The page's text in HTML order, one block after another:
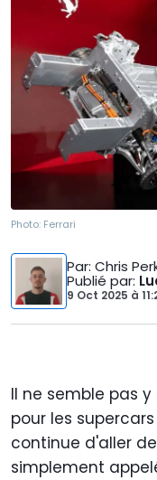
Photo: Ferrari
Par: Chris
Publié par:
9 Oct 2025 à
Il ne semble pas
pour les
continue d'aller
simplement